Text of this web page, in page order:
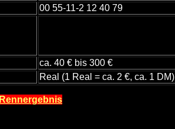
00 55-11-2 12 40 79
ca. 40 € bis 300 €
Real (1 Real = ca. 2 €, ca. 1 DM)
Rennergebnis